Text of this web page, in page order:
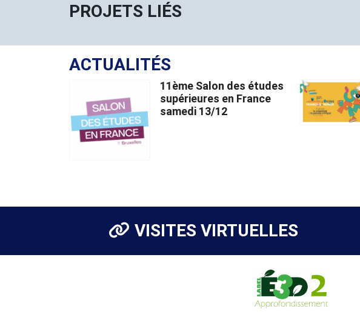
PROJETS LIÉS
ACTUALITÉS
11ème Salon des études
supérieures en France
samedi 13/12
VISITES VIRTUELLES